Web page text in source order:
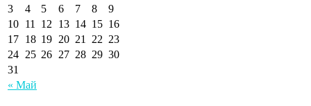
« Май
3
4 5 6 7 8
9
10 11 12 13 14 15 16
17 18 19 20 21 22 23
24 25 26 27 28 29 30
31